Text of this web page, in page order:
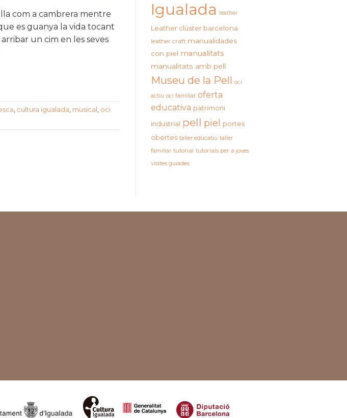
com a cambrera mentre
es guanya la vida tocant
un cim en les seves
, cultura igualada, musical , oci
Igualada leather
Leather clúster barcelona
leather craft manualidades
con piel manualitats
manualitats amb pell
Museu de la Pell oci
actiu oci familiar oferta
educativa patrimoni
industrial pell piel
portes
obertes taller educatiu taller
familiar tutorial tutorials per a joves
visites guiades